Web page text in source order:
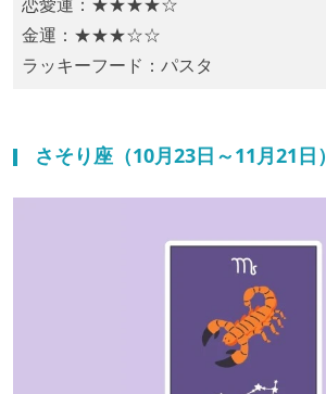
金運：★★★☆☆
ラッキーフード：​パスタ
さそり座（10月23日～11月21日）